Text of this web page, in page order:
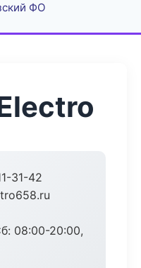
ФО
31-42
08:00-20:00,